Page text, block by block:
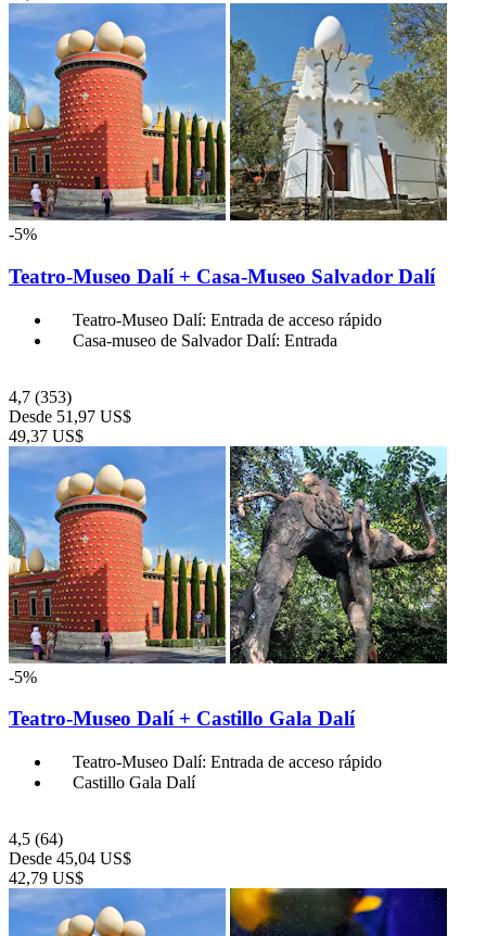
-5%
Teatro-Museo Dalí + Casa-Museo Salvador Dalí
Teatro-Museo Dalí: Entrada de acceso rápido
Casa-museo de Salvador Dalí: Entrada
4,7 (353)
Desde 51,97 US$
49,37 US$
-5%
Teatro-Museo Dalí + Castillo Gala Dalí
Teatro-Museo Dalí: Entrada de acceso rápido
Castillo Gala Dalí
4,5 (64)
Desde 45,04 US$
42,79 US$